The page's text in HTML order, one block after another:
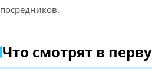
посредников.
Что смотрят в